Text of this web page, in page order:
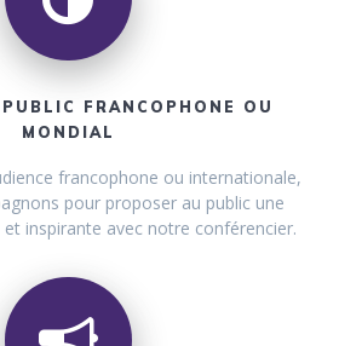
FRANCOPHONE OU
MONDIAL
francophone ou internationale,
pour proposer au public une
inspirante avec notre conférencier.